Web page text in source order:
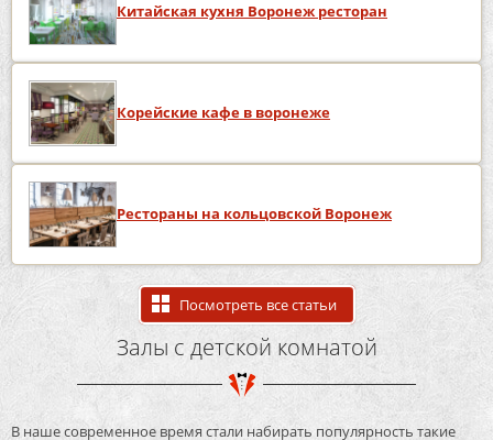
Китайская кухня Воронеж ресторан
Корейские кафе в воронеже
Рестораны на кольцовской Воронеж
Посмотреть все статьи
Залы с детской комнатой
В наше современное время стали набирать популярность такие